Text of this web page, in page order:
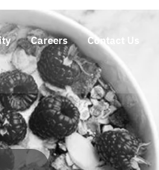
Careers Contact Us